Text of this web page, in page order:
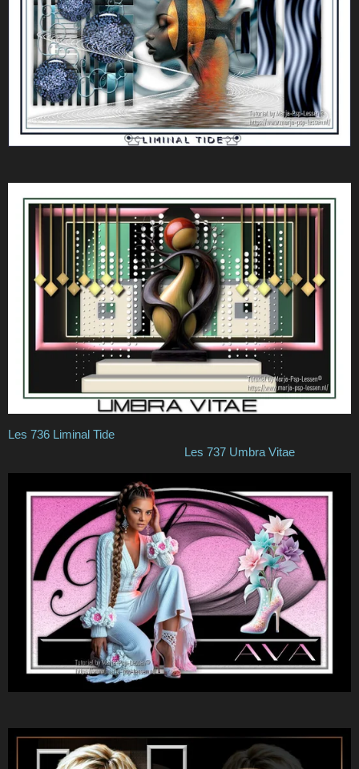
Les 736 Liminal Tide
Les 737 Umbra Vitae